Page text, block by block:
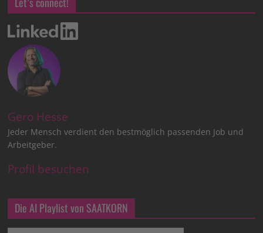
Gero Hesse
Jeder Mensch verdient den bestmöglich passenden Job und
Arbeitgeber.
Profil besuchen
Die AI Playlist von SAATKORN